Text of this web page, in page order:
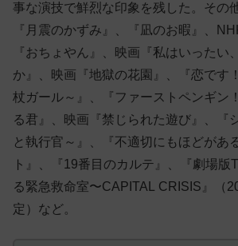
事な演技で鮮烈な印象を残した。その
『月震のかずみ』、『凪のお暇』、
『おちょやん』、映画『私はいったい
か』、映画『地獄の花園』、『恋です
杖ガール～』、『ファーストペンギン
る君』、映画『禁じられた遊び』、『
と執行官～』、『不適切にもほどがあ
ト』、『19番目のカルテ』、『劇場版
る緊急救命室〜CAPITAL CRISIS』（
定）など。